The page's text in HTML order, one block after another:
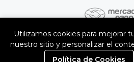
HSC Sistemas
¿Te gusta mi tienda? Yo
0
Utilizamos cookies para mejorar
nuestro sitio y personalizar el
Política de Cookies